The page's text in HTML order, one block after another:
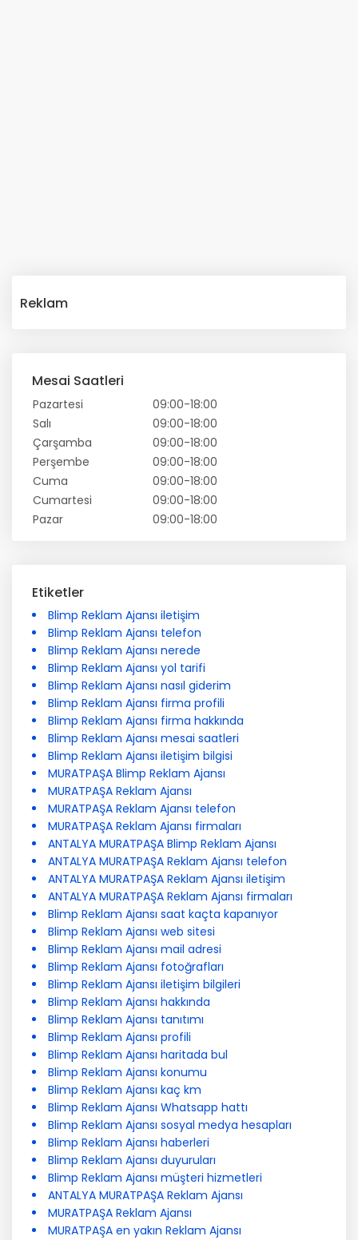
Reklam
Mesai Saatleri
Pazartesi
09:00-18:00
Salı
09:00-18:00
Çarşamba
09:00-18:00
Perşembe
09:00-18:00
Cuma
09:00-18:00
Cumartesi
09:00-18:00
Pazar
09:00-18:00
Etiketler
Blimp Reklam Ajansı iletişim
Blimp Reklam Ajansı telefon
Blimp Reklam Ajansı nerede
Blimp Reklam Ajansı yol tarifi
Blimp Reklam Ajansı nasıl giderim
Blimp Reklam Ajansı firma profili
Blimp Reklam Ajansı firma hakkında
Blimp Reklam Ajansı mesai saatleri
Blimp Reklam Ajansı iletişim bilgisi
MURATPAŞA Blimp Reklam Ajansı
MURATPAŞA Reklam Ajansı
MURATPAŞA Reklam Ajansı telefon
MURATPAŞA Reklam Ajansı firmaları
ANTALYA MURATPAŞA Blimp Reklam Ajansı
ANTALYA MURATPAŞA Reklam Ajansı telefon
ANTALYA MURATPAŞA Reklam Ajansı iletişim
ANTALYA MURATPAŞA Reklam Ajansı firmaları
Blimp Reklam Ajansı saat kaçta kapanıyor
Blimp Reklam Ajansı web sitesi
Blimp Reklam Ajansı mail adresi
Blimp Reklam Ajansı fotoğrafları
Blimp Reklam Ajansı iletişim bilgileri
Blimp Reklam Ajansı hakkında
Blimp Reklam Ajansı tanıtımı
Blimp Reklam Ajansı profili
Blimp Reklam Ajansı haritada bul
Blimp Reklam Ajansı konumu
Blimp Reklam Ajansı kaç km
Blimp Reklam Ajansı Whatsapp hattı
Blimp Reklam Ajansı sosyal medya hesapları
Blimp Reklam Ajansı haberleri
Blimp Reklam Ajansı duyuruları
Blimp Reklam Ajansı müşteri hizmetleri
ANTALYA MURATPAŞA Reklam Ajansı
MURATPAŞA Reklam Ajansı
MURATPAŞA en yakın Reklam Ajansı